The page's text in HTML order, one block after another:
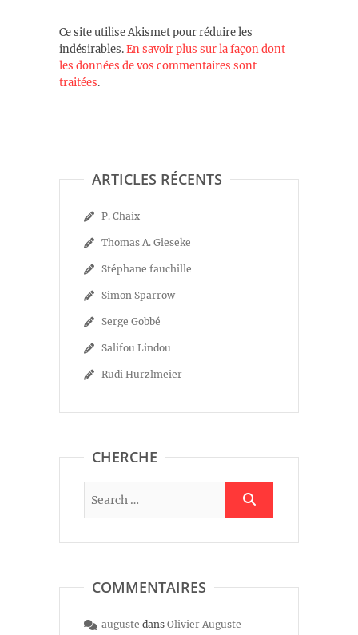
Ce site utilise Akismet pour réduire les
indésirables.En savoir plus sur la façon dont
les données de vos commentaires sont
traitées.
ARTICLES RÉCENTS
P. Chaix
Thomas A. Gieseke
Stéphane fauchille
Simon Sparrow
Serge Gobbé
Salifou Lindou
Rudi Hurzlmeier
CHERCHE
COMMENTAIRES
auguste dans Olivier Auguste